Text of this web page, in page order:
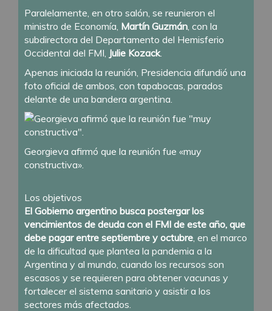
Paralelamente, en otro salón, se reunieron el
ministro de Economía, Martín Guzmán , con la
subdirectora del Departamento del Hemisferio
Occidental del FMI, Julie Kozack.
Apenas iniciada la reunión, Presidencia difundió una
foto oficial de ambos, con tapabocas, parados
delante de una bandera argentina.
Georgieva afirmó que la reunión fue «muy
constructiva».
Los objetivos
El Gobierno argentino busca postergar los
vencimientos de deuda con el FMI de este año, que
debe pagar entre septiembre y octubre , en el marco
de la dificultad que plantea la pandemia a la
Argentina y al mundo, cuando los recursos son
escasos y se requieren para obtener vacunas y
fortalecer el sistema sanitario y asistir a los
sectores más afectados.